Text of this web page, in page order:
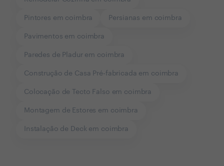
Pintores em coimbra Persianas em coimbra
Pavimentos em coimbra
Paredes de Pladur em coimbra
Construção de Casa Pré-fabricada em coimbra
Colocação de Tecto Falso em coimbra
Montagem de Estores em coimbra
Instalação de Deck em coimbra